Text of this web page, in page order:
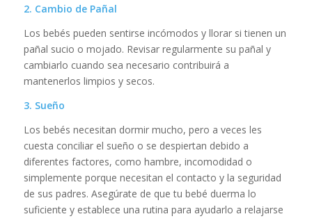
2. Cambio de Pañal
Los bebés pueden sentirse incómodos y llorar si tienen un
pañal sucio o mojado. Revisar regularmente su pañal y
cambiarlo cuando sea necesario contribuirá a
mantenerlos limpios y secos.
3. Sueño
Los bebés necesitan dormir mucho, pero a veces les
cuesta conciliar el sueño o se despiertan debido a
diferentes factores, como hambre, incomodidad o
simplemente porque necesitan el contacto y la seguridad
de sus padres. Asegúrate de que tu bebé duerma lo
suficiente y establece una rutina para ayudarlo a relajarse